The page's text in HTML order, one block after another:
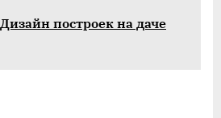
Дизайн построек на даче